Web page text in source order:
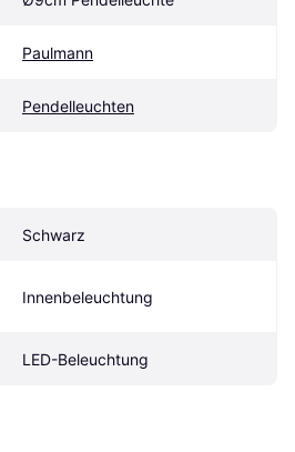
Paulmann
Pendelleuchten
Schwarz
Innenbeleuchtung
LED-Beleuchtung